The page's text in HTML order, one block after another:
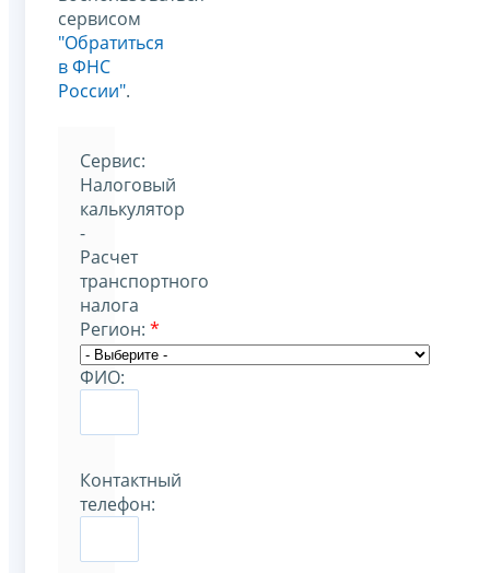
сервисом
"Обратиться
в ФНС
России".
Cервис:
Налоговый
калькулятор
-
Расчет
транспортного
налога
Регион: *
ФИО:
Контактный
телефон: